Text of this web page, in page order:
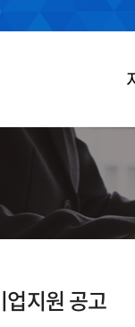
업지원 공고